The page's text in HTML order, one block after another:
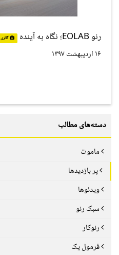
رنو EOLAB؛ نگاه به آینده گالری
۱۶ اردیبهشت ۱۳۹۷
دسته‌های مطالب
ماموت
پر بازدیدها
ویدئوها
سبک رنو
رنوکار
فرمول یک